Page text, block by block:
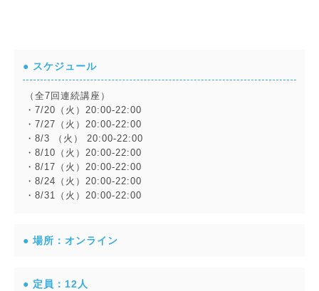
● スケジュール
（全7回連続講座）
・7/20（火）20:00-22:00
・7/27（火）20:00-22:00
・8/3 （火） 20:00-22:00
・8/10（火）20:00-22:00
・8/17（火）20:00-22:00
・8/24（火）20:00-22:00
・8/31（火）20:00-22:00
● 場所：オンライン
● 定員：12人